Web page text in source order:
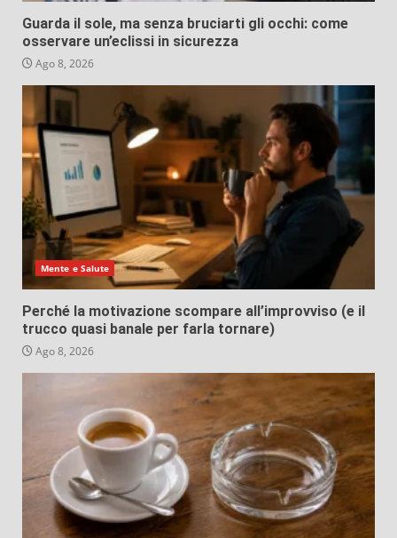
Guarda il sole, ma senza bruciarti gli occhi: come
osservare un’eclissi in sicurezza
Ago 8, 2026
Mente e Salute
Perché la motivazione scompare all’improvviso (e il
trucco quasi banale per farla tornare)
Ago 8, 2026